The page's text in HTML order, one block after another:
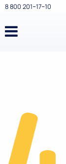
8 800 201‒17‒10